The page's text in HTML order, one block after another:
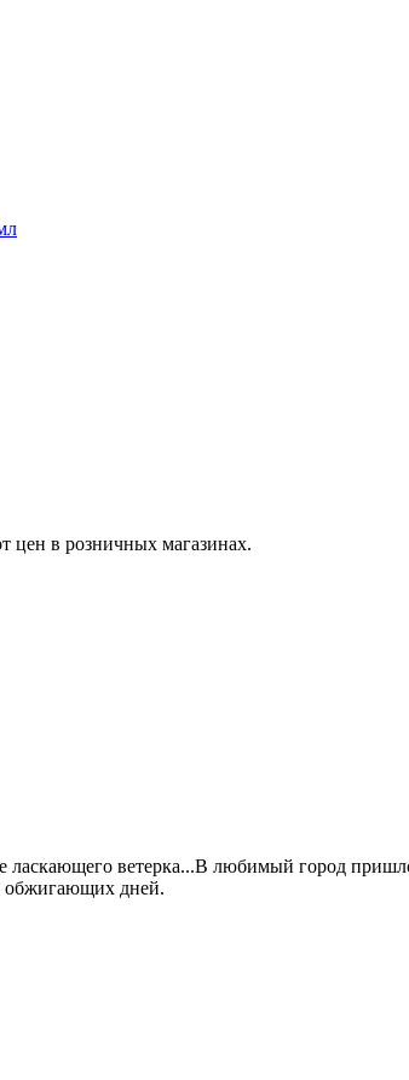
цен в розничных магазинах.
ласкающего ветерка...В любимый город
обжигающих дней.